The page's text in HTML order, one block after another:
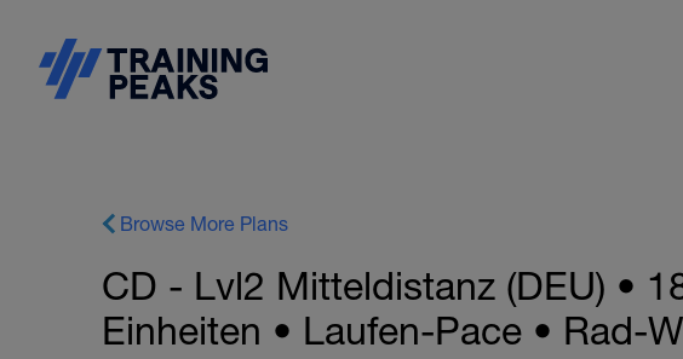
Browse More Plans
CD - Lvl2 Mitteldistanz (DEU) •
Einheiten • Laufen-Pace • Rad-